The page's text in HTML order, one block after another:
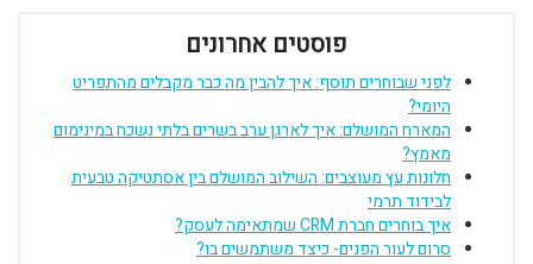
פוסטים אחרונים
לפני שבוחרים תוסף: איך להבין מה כבר מקבלים מהתפריט
היומי?
המארח המושלם: איך לארגן ערב בשרים בלתי נשכח במינימום
מאמץ?
חלונות עץ מעוצבים: השילוב המושלם בין אסתטיקה טבעית
לבידוד תרמי
איך בוחרים חברת CRM שמתאימה לעסק?
סרום לעור הפנים- כיצד משתמשים בו?